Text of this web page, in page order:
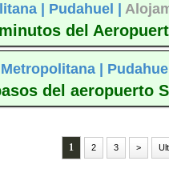
| Pudahuel |
del
|
del aeropuerto
1 2 3 >